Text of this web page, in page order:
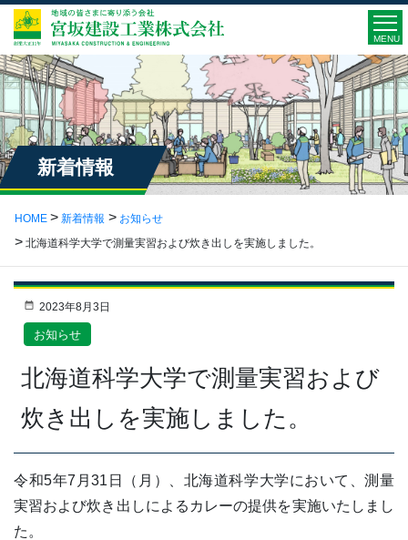
MENU
新着情報
HOME 新着情報
お知らせ
北海道科学大学で測量実習および炊き出しを実施しました。
2023年8月3日
お知らせ
北海道科学大学で測量実習および
炊き出しを実施しました。
令和5年7月31日（月）、北海道科学大学において、測量
実習および炊き出しによるカレーの提供を実施いたしまし
た。